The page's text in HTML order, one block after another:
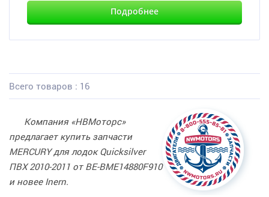
Подробнее
Всего товаров : 16
Компания «НВМоторс»
предлагает купить запчасти
MERCURY для лодок Quicksilver
ПВХ 2010-2011 от BE-BME14880F910
и новее Inern.